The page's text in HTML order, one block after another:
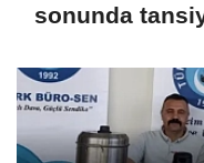
sonunda